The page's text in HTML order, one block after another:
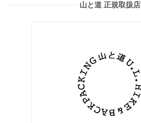
山と道 正規取扱店